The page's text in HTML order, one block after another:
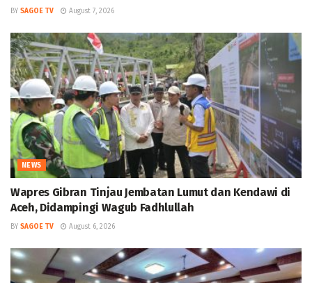
BY SAGOE TV August 7, 2026
NEWS
Wapres Gibran Tinjau Jembatan Lumut dan Kendawi di
Aceh, Didampingi Wagub Fadhlullah
BY SAGOE TV August 6, 2026